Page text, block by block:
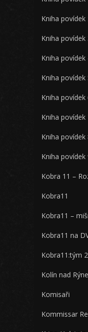
Kniha povídek
Kniha povídek
Kniha povídek
Kniha povídek
Kniha povídek
Kniha povídek
Kniha povídek
Kniha povídek
Kobra 11 –
Kobra11
Kobra11 –
Kobra11 na
Kobra11:tým 2
Kolín nad
Komisaři
Kommissar